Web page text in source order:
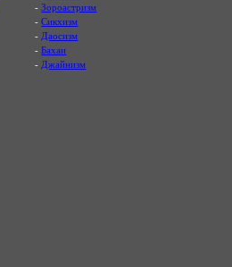
-Зороастризм
-Сикхизм
- Даосизм
-Бахаи
- Джайнизм